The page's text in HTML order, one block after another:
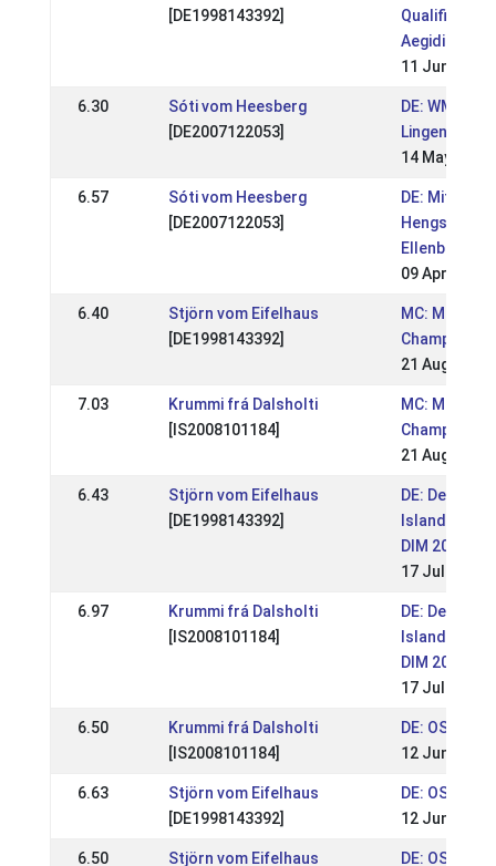
[DE1998143392]
11 Jun 2017
6.30
Sóti vom Heesberg
[DE2007122053]
DE: WM
Lingen 2017
14 May 2017
6.57
Sóti vom Heesberg
[DE2007122053]
DE:
Ellenbach
09 Apr 2017
6.40
Stjörn vom Eifelhaus
[DE1998143392]
MC: Mid
21 Aug 2016
7.03
Krummi frá Dalsholti
[IS2008101184]
MC: Mid
21 Aug 2016
6.43
Stjörn vom Eifelhaus
[DE1998143392]
DE: Deutsche
DIM 2016
17 Jul 2016
6.97
Krummi frá Dalsholti
[IS2008101184]
DE: Deutsche
DIM 2016
17 Jul 2016
6.50
Krummi frá Dalsholti
[IS2008101184]
DE: OSI
12 Jun 2016
6.63
Stjörn vom Eifelhaus
[DE1998143392]
DE: OSI
12 Jun 2016
6.50
Stjörn vom Eifelhaus
DE: OSI